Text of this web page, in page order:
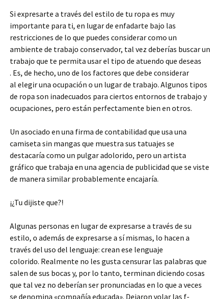
Si expresarte a través del estilo de tu ropa es muy
importante para ti, en lugar de enfadarte bajo las
restricciones de lo que puedes considerar como un
ambiente de trabajo conservador, tal vez deberías buscar un
trabajo que te permita usar el tipo de atuendo que deseas
. Es, de hecho, uno de los factores que debe considerar
al elegir una ocupación o un lugar de trabajo. Algunos tipos
de ropa son inadecuados para ciertos entornos de trabajo y
ocupaciones, pero están perfectamente bien en otros.
Un asociado en una firma de contabilidad que usa una
camiseta sin mangas que muestra sus tatuajes se
destacaría como un pulgar adolorido, pero un artista
gráfico que trabaja en una agencia de publicidad que se viste
de manera similar probablemente encajaría.
¡¿Tu dijiste que?!
Algunas personas en lugar de expresarse a través de su
estilo, o además de expresarse a sí mismas, lo hacen a
través del uso del lenguaje: crean ese lenguaje
colorido. Realmente no les gusta censurar las palabras que
salen de sus bocas y, por lo tanto, terminan diciendo cosas
que tal vez no deberían ser pronunciadas en lo que a veces
se denomina «compañía educada». Dejaron volar las f-